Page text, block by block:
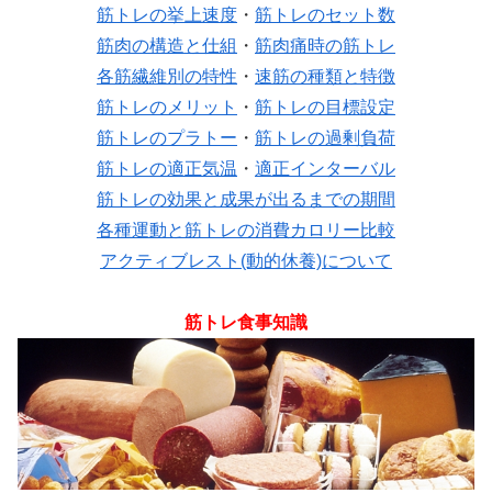
筋トレの挙上速度 ・ 筋トレのセット数
筋肉の構造と仕組 ・ 筋肉痛時の筋トレ
各筋繊維別の特性 ・ 速筋の種類と特徴
筋トレのメリット
・ 筋トレの目標設定
筋トレのプラトー ・ 筋トレの過剰負荷
筋トレの適正気温 ・ 適正インターバル
筋トレの効果と成果が出るまでの期間
各種運動と筋トレの消費カロリー比較
アクティブレスト(動的休養)について
筋トレ食事知識